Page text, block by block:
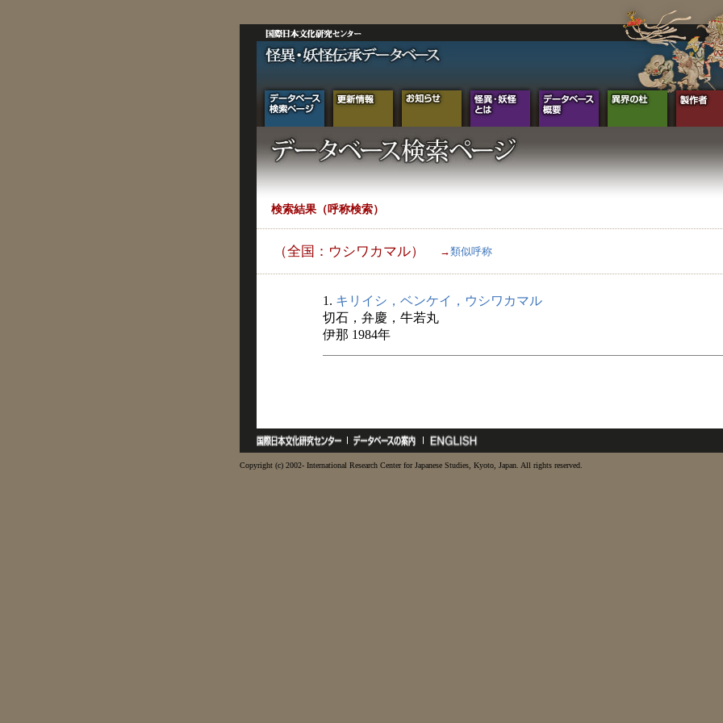
検索結果（呼称検索）
（全国：ウシワカマル） →類似呼称
1. キリイシ，ベンケイ，ウシワカマル
切石，弁慶，牛若丸
伊那 1984年
Copyright (c) 2002- International Research Center for Japanese Studies, Kyoto, Japan. All rights reserved.